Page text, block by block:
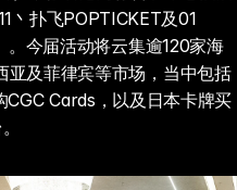
丶扑飞POPTICKET及01
今届活动将云集逾120家海
亚及菲律宾等市场，当中包括
Cards，以及日本卡牌买